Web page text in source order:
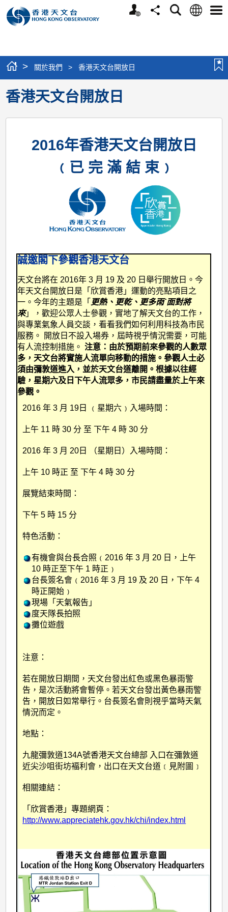
個
分
搜
語
選
> 關於我們 > 香港天文台開放日
香港天文台開放日
2016年香港天文台開放日
﹙已 完 滿 結 束﹚
誠邀閣下參觀香港天文台
天文台將在 2016年 3 月 19 及 20 日舉行開放日。今
年天文台開放日是「欣賞香港」運動的亮點項目之
一。今年的主題是「 更熱、更乾、更多雨˙面對將
來」，歡迎公眾人士參觀，實地了解天文台的工作，
與專業氣象人員交談，看看我們如何利用科技為市民
服務。
開放日不設入場券，屆時視乎情況需要，可能
有人流控制措施。 注意：由於預期前來參觀的人數眾
多，天文台將實施人流單向移動的措施。參觀人士必
須由彌敦道進入，並於天文台道離開。根據以往經
驗，星期六及日下午人流眾多，市民請盡量於上午來
參觀。
2016 年 3 月 19日
﹙星期六﹚入場時間：
上午 11 時 30 分 至 下午 4 時 30 分
2016 年 3 月 20日 （星期日）入場時間：
上午 10 時正 至 下午 4 時 30 分
展覽結束時間：
下午 5 時 15 分
特色活動：
有機會與台長合照﹙2016 年 3 月 20 日，上午
10 時正至下午 1 時正﹚
台長簽名會﹙2016 年 3 月 19 及 20 日，下午 4
時正開始﹚
現場「天氣報告」
度天隊長拍照
攤位遊戲
注意：
若在開放日期間，天文台發出紅色或黑色暴雨警
告，是次活動將會暫停。若天文台發出黃色暴雨警
告，開放日如常舉行。台長簽名會則視乎當時天氣
情況而定。
地點：
九龍彌敦道134A號香港天文台總部 入口在彌敦道
近尖沙咀街坊褔利會，出口在天文台道﹝見附圖﹞
相關連結：
「欣賞香港」專題網頁：
http://www.appreciatehk.gov.hk/chi/index.html